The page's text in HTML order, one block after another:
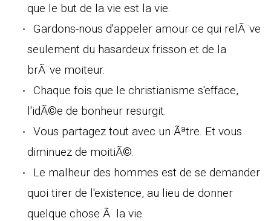
que le but de la vie est la vie.
Gardons-nous d'appeler amour ce qui relÃ¨ve
seulement du hasardeux frisson et de la
brÃ¨ve moiteur.
Chaque fois que le christianisme s'efface,
l'idÃ©e de bonheur resurgit.
Vous partagez tout avec un Ãªtre. Et vous
diminuez de moitiÃ©.
Le malheur des hommes est de se demander
quoi tirer de l'existence, au lieu de donner
quelque chose Ã la vie.